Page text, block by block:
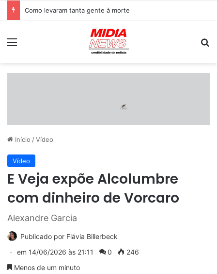
Como levaram tanta gente à morte
Início /Vídeo
Vídeo
E Veja expõe Alcolumbre
com dinheiro de Vorcaro
Alexandre Garcia
Publicado por Flávia Billerbeck
em 14/06/2026 às 21:11 0
246
Menos de um minuto